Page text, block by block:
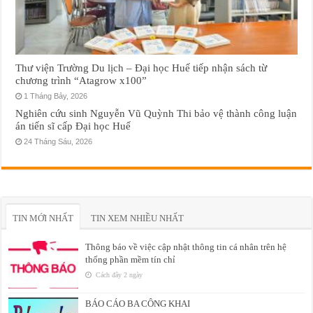
Thư viện Trường Du lịch – Đại học Huế tiếp nhận sách từ
chương trình “Atagrow x100”
1 Tháng Bảy, 2026
Nghiên cứu sinh Nguyễn Vũ Quỳnh Thi bảo vệ thành công luận
án tiến sĩ cấp Đại học Huế
24 Tháng Sáu, 2026
TIN MỚI NHẤT TIN XEM NHIỀU NHẤT
Thông báo về việc cập nhật thông tin cá nhân trên hệ
thống phần mềm tín chỉ
Cách đây 2 ngày
BÁO CÁO BA CÔNG KHAI